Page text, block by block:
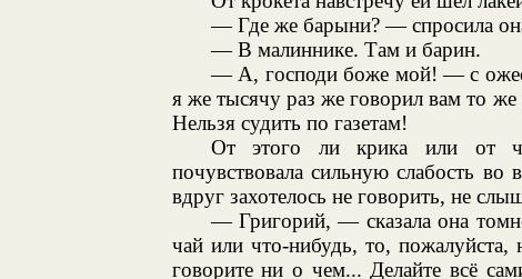
— Где же барыни? — спросила
— В малиннике. Там и барин.
— А, господи боже мой! — с
я же тысячу раз же говорил вам то
Нельзя судить по газетам!
От этого ли крика или от
почувствовала сильную слабость
вдруг захотелось не говорить, не
— Григорий, — сказала она
чай или что-нибудь, то,
говорите ни о чем... Делайте всё